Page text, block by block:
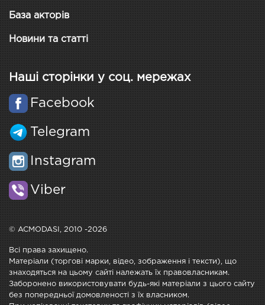
База акторів
Новини та статті
Наші сторінки у соц. мережах
Facebook
Telegram
Instagram
Viber
© ACMODASI, 2010 -2026
Всі права захищено.
Матеріали (торгові марки, відео, зображення і тексти), що
знаходяться на цьому сайті належать їх правовласникам.
Заборонено використовувати будь-які матеріали з цього сайту
без попередньої домовленості з їх власником.